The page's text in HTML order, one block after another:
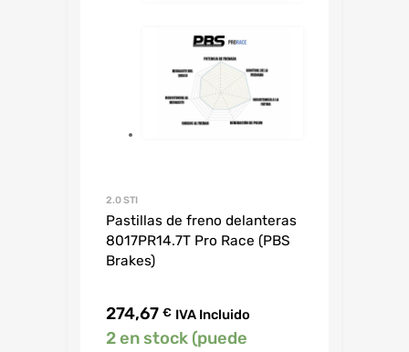
2.0 STI
Pastillas de freno delanteras
8017PR14.7T Pro Race (PBS
Brakes)
274,67 € IVA Incluido
2 en stock (puede